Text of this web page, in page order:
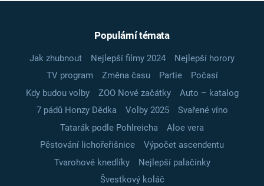
Populární témata
Jak zhubnout Nejlepší filmy 2024
Nejlepší horory
TV program
Změna času Partie
Počasí
Kdy budou volby
ZOO Nové začátky
Auto – katalog
7 pádů Honzy Dědka
Volby 2025
Svařené víno
Tatarák podle Pohlreicha
Aloe vera
Pěstování lichořeřišnice
Výpočet ascendentu
Tvarohové knedlíky
Nejlepší palačinky
Švestkový koláč